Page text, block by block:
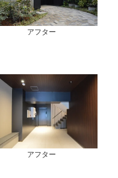
アフター
アフター